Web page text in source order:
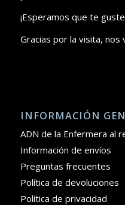
¡Esperamos que te
Gracias por la visita,
INFORMACIÓN
ADN de la Enfermera al
Información de envíos
Preguntas frecuentes
Política de devoluciones
Política de privacidad